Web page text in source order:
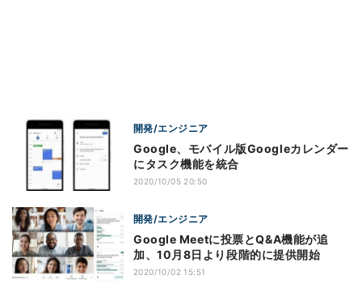
開発/エンジニア
Google、モバイル版Googleカレンダー
にタスク機能を統合
2020/10/05 20:50
開発/エンジニア
Google Meetに投票とQ&A機能が追
加、10月8日より段階的に提供開始
2020/10/02 15:51